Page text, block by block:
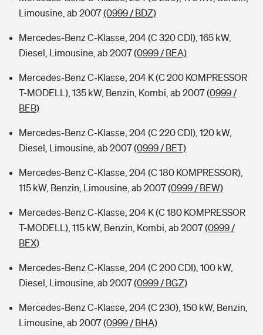
Limousine, ab 2007(0999 / BDZ)
Mercedes-Benz C-Klasse, 204 (C 320 CDI), 165 kW,
Diesel, Limousine, ab 2007(0999 / BEA)
Mercedes-Benz C-Klasse, 204 K (C 200 KOMPRESSOR
T-MODELL), 135 kW, Benzin, Kombi, ab 2007(0999 /
BEB)
Mercedes-Benz C-Klasse, 204 (C 220 CDI), 120 kW,
Diesel, Limousine, ab 2007(0999 / BET)
Mercedes-Benz C-Klasse, 204 (C 180 KOMPRESSOR),
115 kW, Benzin, Limousine, ab 2007(0999 / BEW)
Mercedes-Benz C-Klasse, 204 K (C 180 KOMPRESSOR
T-MODELL), 115 kW, Benzin, Kombi, ab 2007(0999 /
BEX)
Mercedes-Benz C-Klasse, 204 (C 200 CDI), 100 kW,
Diesel, Limousine, ab 2007(0999 / BGZ)
Mercedes-Benz C-Klasse, 204 (C 230), 150 kW, Benzin,
Limousine, ab 2007(0999 / BHA)